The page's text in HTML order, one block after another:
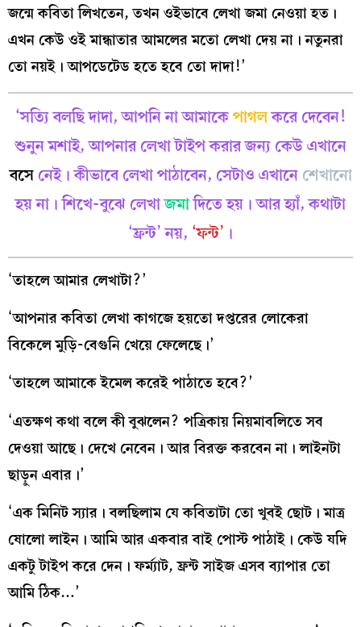
জন্মে কবিতা লিখতেন, তখন ওইভাবে লেখা জমা নেওয়া হত।
এখন কেউ ওই মান্ধাতার আমলের মতো লেখা দেয় না। নতুনরা
তো নয়ই। আপডেটেড হতে হবে তো দাদা!’
‘সত্যি বলছি দাদা, আপনি না আমাকেপাগলকরে দেবেন!
শুনুন মশাই, আপনার লেখা টাইপ করার জন্য কেউ এখানে
বসেনেই। কীভাবে লেখা পাঠাবেন, সেটাও এখানেশেখানো
হয় না। শিখে-বুঝে লেখাজমাদিতে হয়। আর হ্যাঁ, কথাটা
‘ফ্রন্ট’ নয়, ‘ফন্ট’ ।
‘তাহলে আমার লেখাটা?’
‘আপনার কবিতা লেখা কাগজে হয়তো দপ্তরের লোকেরা
বিকেলে মুড়ি-বেগুনি খেয়ে ফেলেছে।’
‘তাহলে আমাকে ইমেল করেই পাঠাতে হবে?’
‘এতক্ষণ কথা বলে কী বুঝলেন? পত্রিকায় নিয়মাবলিতে সব
দেওয়া আছে। দেখে নেবেন। আর বিরক্ত করবেন না। লাইনটা
ছাড়ুন এবার।’
‘এক মিনিট স্যার। বলছিলাম যে কবিতাটা তো খুবই ছোট। মাত্র
ষোলো লাইন। আমি আর একবার বাই পোস্ট পাঠাই। কেউ যদি
একটু টাইপ করে দেন। ফর্ম্যাট, ফ্রন্ট সাইজ এসব ব্যাপার তো
আমি ঠিক…’